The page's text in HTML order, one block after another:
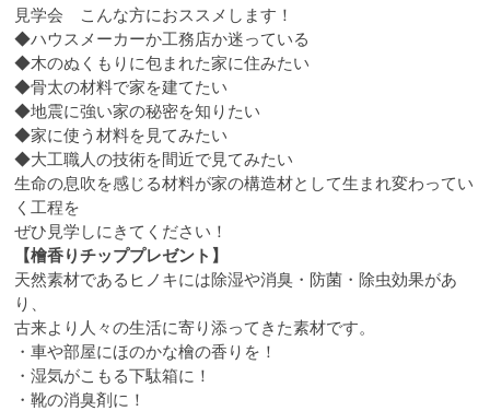
見学会 こんな方におススメします！
◆ハウスメーカーか工務店か迷っている
◆木のぬくもりに包まれた家に住みたい
◆骨太の材料で家を建てたい
◆地震に強い家の秘密を知りたい
◆家に使う材料を見てみたい
◆大工職人の技術を間近で見てみたい
生命の息吹を感じる材料が家の構造材として生まれ変わってい
く工程を
ぜひ見学しにきてください！
【檜香りチッププレゼント】
天然素材であるヒノキには除湿や消臭・防菌・除虫効果があ
り、
古来より人々の生活に寄り添ってきた素材です。
・車や部屋にほのかな檜の香りを！
・湿気がこもる下駄箱に！
・靴の消臭剤に！